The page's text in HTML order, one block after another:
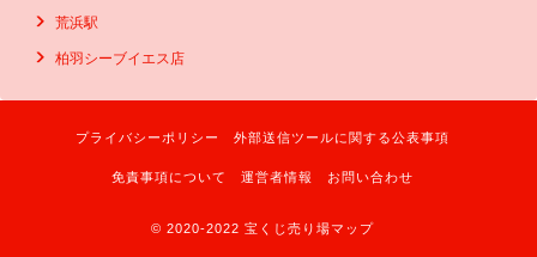
荒浜駅
柏羽シーブイエス店
プライバシーポリシー 外部送信ツールに関する公表事項
免責事項について 運営者情報 お問い合わせ
© 2020-2022 宝くじ売り場マップ